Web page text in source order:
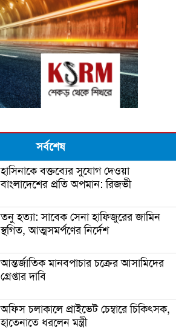
সর্বশেষ
হাসিনাকে বক্তব্যের সুযোগ দেওয়া
বাংলাদেশের প্রতি অপমান: রিজভী
তনু হত্যা: সাবেক সেনা হাফিজুরের জামিন
স্থগিত, আত্মসমর্পণের নির্দেশ
আন্তর্জাতিক মানবপাচার চক্রের আসামিদের
গ্রেপ্তার দাবি
অফিস চলাকালে প্রাইভেট চেম্বারে চিকিৎসক,
হাতেনাতে ধরলেন মন্ত্রী